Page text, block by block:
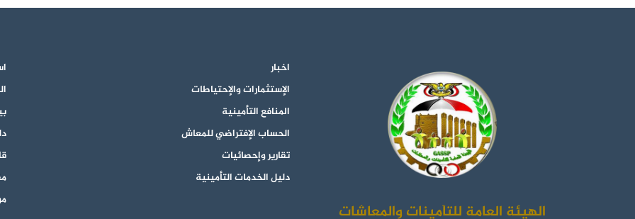
الهيئة العامة للتأمينات والمعاشات
اخبار
الإستثمارات والإحتياطات
المنافع التأمينية
الحساب الإفتراضي للمعاش
تقارير وإحصائيات
دليل الخدمات التأمينية